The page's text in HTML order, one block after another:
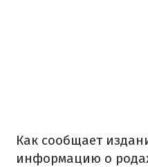
Как сообщает
информацию о